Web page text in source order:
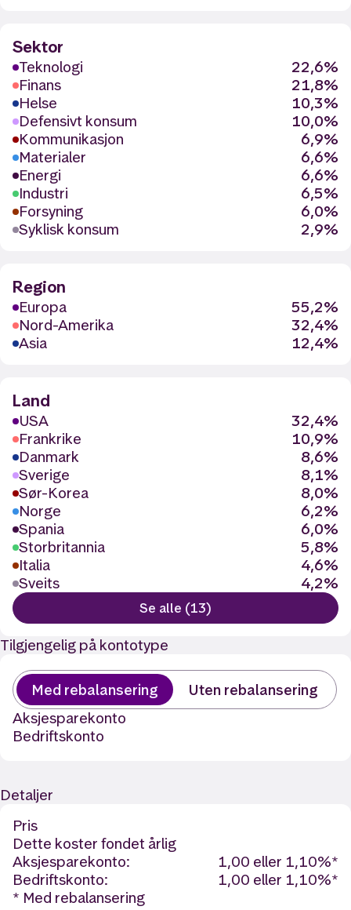
Sektor
Teknologi
22,6%
Finans
21,8%
Helse
10,3%
Defensivt konsum
10,0%
Kommunikasjon
6,9%
Materialer
6,6%
Energi
6,6%
Industri
6,5%
Forsyning
6,0%
Syklisk konsum
2,9%
Region
Europa
55,2%
Nord-Amerika
32,4%
Asia
12,4%
Land
USA
32,4%
Frankrike
10,9%
Danmark
8,6%
Sverige
8,1%
Sør-Korea
8,0%
Norge
6,2%
Spania
6,0%
Storbritannia
5,8%
Italia
4,6%
Sveits
4,2%
Se alle (13)
Tilgjengelig på kontotype
Med rebalansering
Uten rebalansering
Aksjesparekonto
Bedriftskonto
Detaljer
Pris
Dette koster fondet årlig
Aksjesparekonto:
1,00 eller 1,10%*
Bedriftskonto:
1,00 eller 1,10%*
* Med rebalansering